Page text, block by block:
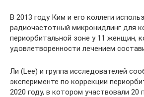
В 2013 году Ким и его коллеги
радиочастотный микронидлинг для
периорбитальной зоне у 11 женщин,
удовлетворенности лечением
Ли (Lee) и группа исследователей
эксперименте по коррекции
2020 году, в котором участвовали 20